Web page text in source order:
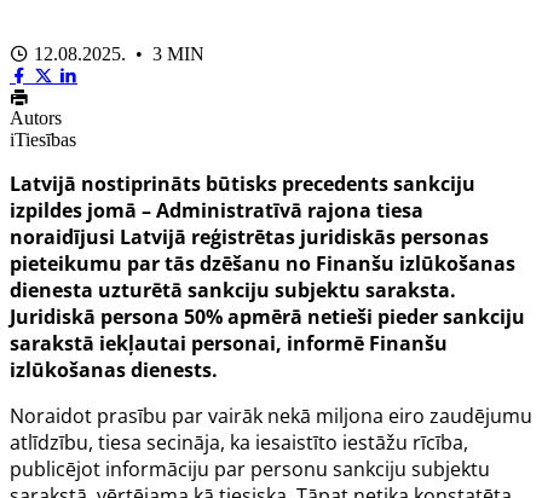
12.08.2025. • 3 MIN
Autors
iTiesības
Latvijā nostiprināts būtisks precedents sankciju
izpildes jomā – Administratīvā rajona tiesa
noraidījusi Latvijā reģistrētas juridiskās personas
pieteikumu par tās dzēšanu no Finanšu izlūkošanas
dienesta uzturētā sankciju subjektu saraksta.
Juridiskā persona 50% apmērā netieši pieder sankciju
sarakstā iekļautai personai, informē Finanšu
izlūkošanas dienests.
Noraidot prasību par vairāk nekā miljona eiro zaudējumu
atlīdzību, tiesa secināja, ka iesaistīto iestāžu rīcība,
publicējot informāciju par personu sankciju subjektu